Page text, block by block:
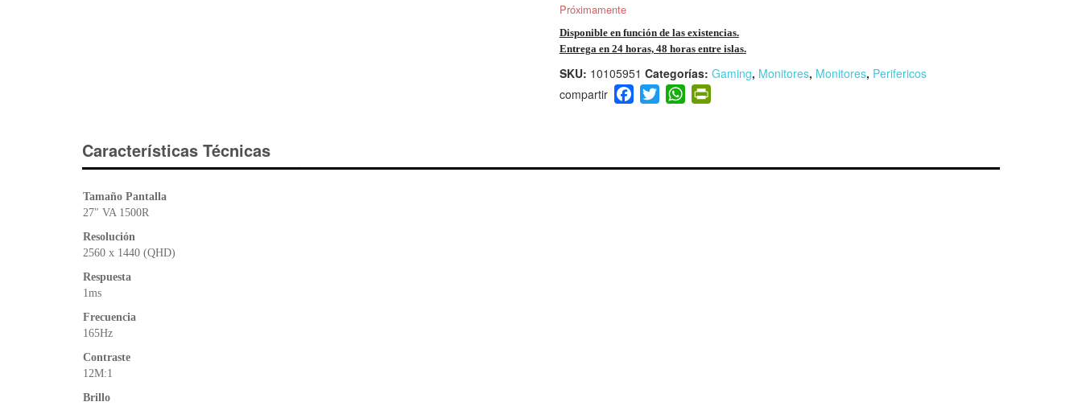
Próximamente
Disponible en función de las existencias.
Entrega en 24 horas, 48 horas entre islas.
SKU: 10105951 Categorías: Gaming, Monitores, Monitores, Perifericos
F
a
b
T
wi
W
h
A
Pr
in
e
Características Técnicas
Tamaño Pantalla
27″ VA 1500R
Resolución
2‎560 x 1440 (QHD)
Respuesta
1ms
Frecuencia
165Hz
Contraste
1‎2M:1
Brillo